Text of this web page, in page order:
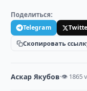
Поделиться:
Telegram
Скопировать
Аскар Якубов·👁 1865